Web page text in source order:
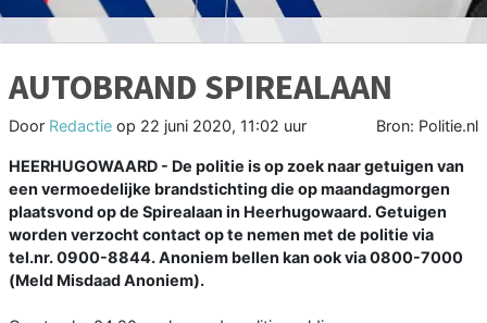
AUTOBRAND SPIREALAAN
Door Redactie op 22 juni 2020, 11:02 uur Bron: Politie.nl
HEERHUGOWAARD - De politie is op zoek naar getuigen van
een vermoedelijke brandstichting die op maandagmorgen
plaatsvond op de Spirealaan in Heerhugowaard. Getuigen
worden verzocht contact op te nemen met de politie via
tel.nr. 0900-8844. Anoniem bellen kan ook via 0800-7000
(Meld Misdaad Anoniem).